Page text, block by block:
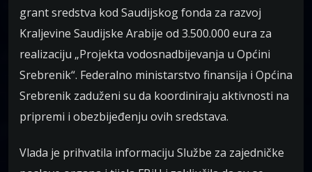
grant sredstva kod Saudijskog fonda za razvoj
Kraljevine Saudijske Arabije od 3.500.000 eura za
realizaciju „Projekta vodosnadbijevanja u Općini
Srebrenik“. Federalno ministarstvo finansija i Općina
Srebrenik zaduženi su da koordiniraju aktivnosti na
pripremi i obezbijeđenju ovih sredstava.
Vlada je prihvatila informaciju Službe za zajedničke